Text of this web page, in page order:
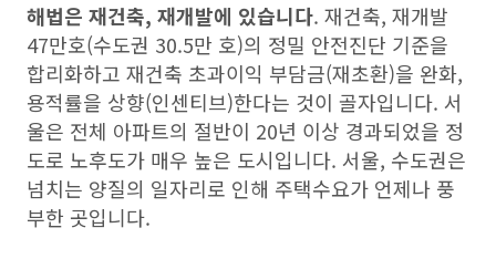
해법은 재건축, 재개발에 있습니다. 재건축, 재개발
47만호(수도권 30.5만 호)의 정밀 안전진단 기준을
합리화하고 재건축 초과이익 부담금(재초환)을 완화,
용적률을 상향(인센티브)한다는 것이 골자입니다. 서
울은 전체 아파트의 절반이 20년 이상 경과되었을 정
도로 노후도가 매우 높은 도시입니다. 서울, 수도권은
넘치는 양질의 일자리로 인해 주택수요가 언제나 풍
부한 곳입니다.